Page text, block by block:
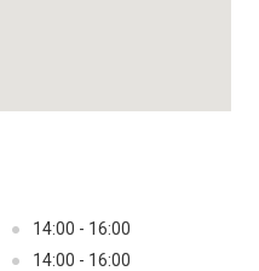
●
14:00 - 16:00
●
14:00 - 16:00